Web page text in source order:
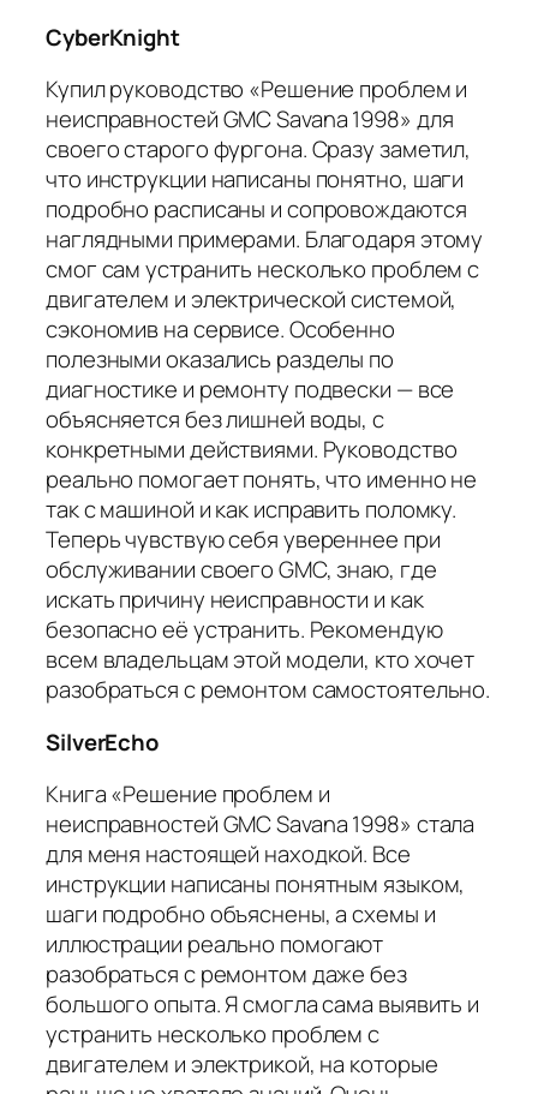
CyberKnight
Купил руководство «Решение проблем и
неисправностей GMC Savana 1998» для
своего старого фургона. Сразу заметил,
что инструкции написаны понятно, шаги
подробно расписаны и сопровождаются
наглядными примерами. Благодаря этому
смог сам устранить несколько проблем с
двигателем и электрической системой,
сэкономив на сервисе. Особенно
полезными оказались разделы по
диагностике и ремонту подвески — все
объясняется без лишней воды, с
конкретными действиями. Руководство
реально помогает понять, что именно не
так с машиной и как исправить поломку.
Теперь чувствую себя увереннее при
обслуживании своего GMC, знаю, где
искать причину неисправности и как
безопасно её устранить. Рекомендую
всем владельцам этой модели, кто хочет
разобраться с ремонтом самостоятельно.
SilverEcho
Книга «Решение проблем и
неисправностей GMC Savana 1998» стала
для меня настоящей находкой. Все
инструкции написаны понятным языком,
шаги подробно объяснены, а схемы и
иллюстрации реально помогают
разобраться с ремонтом даже без
большого опыта. Я смогла сама выявить и
устранить несколько проблем с
двигателем и электрикой, на которые